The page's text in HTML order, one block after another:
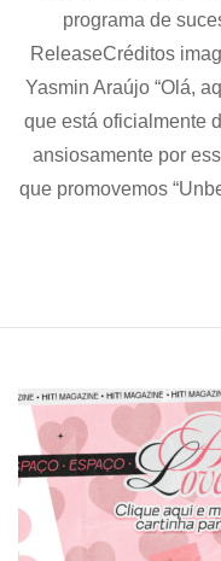
programa de
ReleaseCréditos
Yasmin Araújo “Olá,
que está oficialmente
ansiosamente por
que promovemos